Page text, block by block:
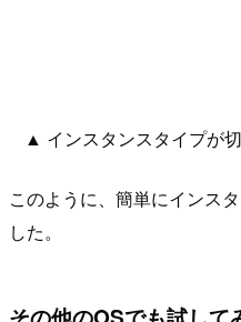
▲ インスタンスタイプが
このように、簡単にインス
した。